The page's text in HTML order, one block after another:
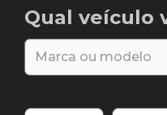
Qual veículo